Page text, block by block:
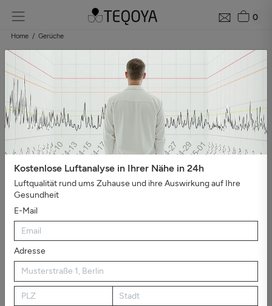
0
Home Gerüche
Gerüche
Zu Hause sollte nach … Zuhause riechen.
Kostenlose Luftanalyse in Ihrer Nähe in 24h
Luftqualität rund ums Zuhause und ihre Auswirkung auf Ihre
Gesundheit
E-Mail
Adresse